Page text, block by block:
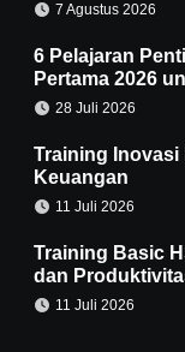
7 Agustus 2026
6 Pelajaran
Pertama 2026
28 Juli 2026
Training Inovasi
Keuangan
11 Juli 2026
Training Basic
dan
11 Juli 2026